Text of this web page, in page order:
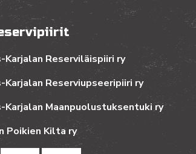
Karjalan Reserviläispiiri ry
Karjalan Reserviupseeripiiri ry
Karjalan Maanpuolustuksentuki ry
Poikien Kilta ry